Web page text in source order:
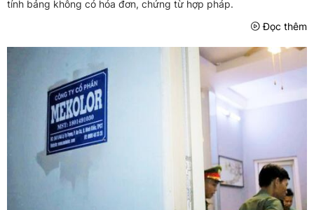
tính bảng không có hóa đơn, chứng từ hợp pháp.
Đọc thêm